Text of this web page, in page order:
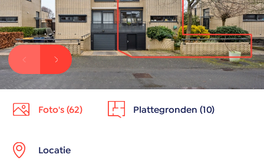
Foto's (62) Plattegronden (10)
Locatie